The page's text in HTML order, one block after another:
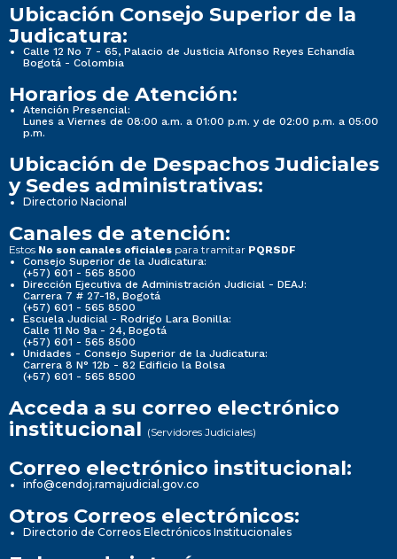
Ubicación Consejo Superior de la
Judicatura:
Calle 12 No 7 - 65, Palacio de Justicia Alfonso Reyes Echandía
Bogotá - Colombia
Horarios de Atención:
Atención Presencial:
Lunes a Viernes de 08:00 a.m. a 01:00 p.m. y de 02:00 p.m. a 05:00
p.m.
Ubicación de Despachos Judiciales
y Sedes administrativas:
Directorio Nacional
Canales de atención:
Estos No son canales oficiales para tramitar PQRSDF
Consejo Superior de la Judicatura:
(+57) 601 - 565 8500
Dirección Ejecutiva de Administración Judicial - DEAJ:
Carrera 7 # 27-18, Bogotá
(+57) 601 - 565 8500
Escuela Judicial - Rodrigo Lara Bonilla:
Calle 11 No 9a - 24, Bogotá
(+57) 601 - 565 8500
Unidades - Consejo Superior de la Judicatura:
Carrera 8 N° 12b - 82 Edificio la Bolsa
(+57) 601 - 565 8500
Acceda a su correo electrónico
institucional (Servidores Judiciales)
Correo electrónico institucional:
info@cendoj.ramajudicial.gov.co
Otros Correos electrónicos:
Directorio de Correos Electrónicos Institucionales